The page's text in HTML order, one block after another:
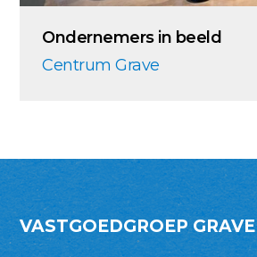
Ondernemers in beeld
Centrum Grave
VASTGOEDGROEP GRAVE